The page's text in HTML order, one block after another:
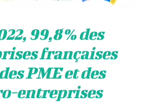
99,8% des
françaises
PME et des
entreprises